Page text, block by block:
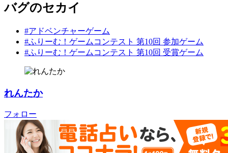
バグのセカイ
#アドベンチャーゲーム
#ふりーむ！ゲームコンテスト 第10回 参加ゲーム
#ふりーむ！ゲームコンテスト 第10回 受賞ゲーム
れんたか
フォロー